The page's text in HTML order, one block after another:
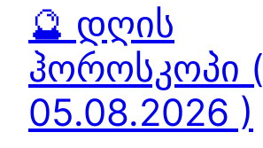
🔮 დღის
ჰოროსკოპი (
05.08.2026 )